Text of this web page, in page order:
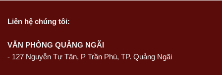
Liên hệ chúng tôi:
VĂN PHÒNG QUẢNG NGÃI
- 127 Nguyễn Tự Tân, P Trần Phú, TP. Quảng Ngãi